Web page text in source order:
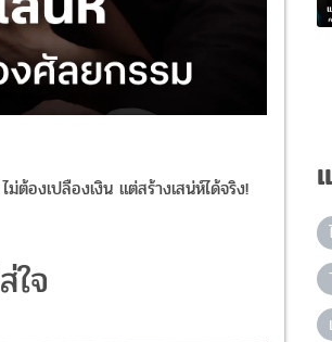
งเปลืองเงิน แต่สร้างเสน่ห์ได้จริง!
ใจ